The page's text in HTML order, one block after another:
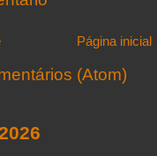
Página inicial
(Atom)